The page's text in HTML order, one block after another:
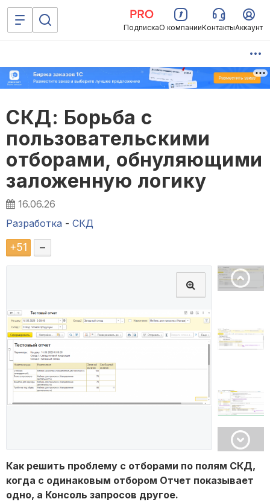
ПодпискаО компанииКонтактыАккаунт
СКД: Борьба с
пользовательскими
отборами, обнуляющими
заложенную логику
16.06.26
Разработка - СКД
+51 –
Как решить проблему с отборами по полям СКД,
когда с одинаковым отбором Отчет показывает
одно, а Консоль запросов другое.